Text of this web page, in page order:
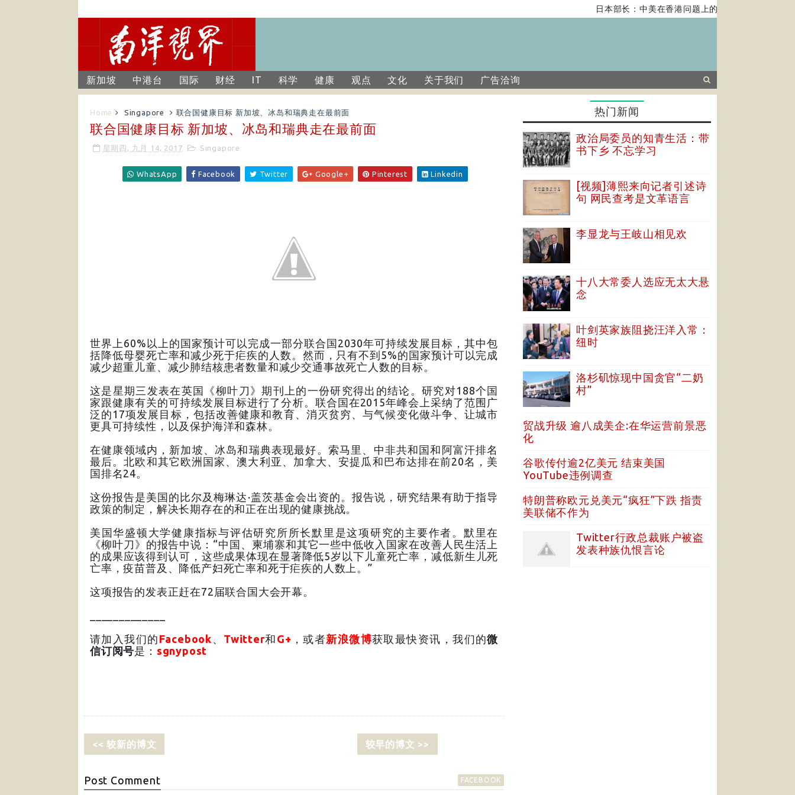
日本部长：中美在香港问题上的紧张关系对全球经济
新加坡 中港台 国际 财经 IT 科学 健康 观点 文化 关于我们 广告洽询
Home Singapore 联合国健康目标 新加坡、冰岛和瑞典走在最前面
联合国健康目标 新加坡、冰岛和瑞典走在最前面
星期四, 九月 14, 2017 Singapore
WhatsApp Facebook Twitter Google+ Pinterest Linkedin
世界上60%以上的国家预计可以完成一部分联合国2030年可持续发展目标，其中包
括降低母婴死亡率和减少死于疟疾的人数。然而，只有不到5%的国家预计可以完成
减少超重儿童、减少肺结核患者数量和减少交通事故死亡人数的目标。
这是星期三发表在英国《柳叶刀》期刊上的一份研究得出的结论。研究对188个国
家跟健康有关的可持续发展目标进行了分析。联合国在2015年峰会上采纳了范围广
泛的17项发展目标，包括改善健康和教育、消灭贫穷、与气候变化做斗争、让城市
更具可持续性，以及保护海洋和森林。
在健康领域内，新加坡、冰岛和瑞典表现最好。索马里、中非共和国和阿富汗排名
最后。北欧和其它欧洲国家、澳大利亚、加拿大、安提瓜和巴布达排在前20名，美
国排名24。
这份报告是美国的比尔及梅琳达·盖茨基金会出资的。报告说，研究结果有助于指导
政策的制定，解决长期存在的和正在出现的健康挑战。
美国华盛顿大学健康指标与评估研究所所长默里是这项研究的主要作者。默里在
《柳叶刀》的报告中说：“中国、柬埔寨和其它一些中低收入国家在改善人民生活上
的成果应该得到认可，这些成果体现在显著降低5岁以下儿童死亡率，减低新生儿死
亡率，疫苗普及、降低产妇死亡率和死于疟疾的人数上。”
这项报告的发表正赶在72届联合国大会开幕。
请加入我们的 Facebook 、 Twitter和 G+ ，或者新浪微博获取最快资讯，我们的微
信订阅号是： sgnypost
<< 较新的博文 较早的博文 >>
Post Comment FACEBOOK
热门新闻
政治局委员的知青生活：带
书下乡 不忘学习
[视频]薄熙来向记者引述诗
句 网民查考是文革语言
李显龙与王岐山相见欢
十八大常委人选应无太大悬
念
叶剑英家族阻挠汪洋入常：
纽时
洛杉矶惊现中国贪官“二奶
村”
贸战升级 逾八成美企:在华运营前景恶
化
谷歌传付逾2亿美元 结束美国
YouTube违例调查
特朗普称欧元兑美元“疯狂”下跌 指责
美联储不作为
Twitter行政总裁账户被盗
发表种族仇恨言论